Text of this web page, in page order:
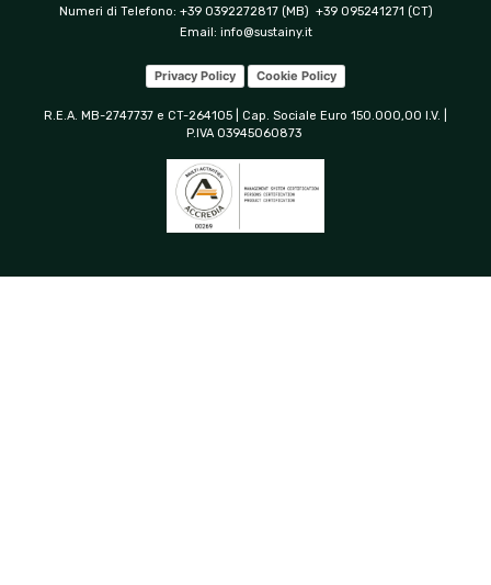
Numeri di Telefono: +39 0392272817 (MB) +39 095241271 (CT)
Email: info@sustainy.it
Privacy Policy Cookie Policy
R.E.A. MB-2747737 e CT-264105 | Cap. Sociale Euro 150.000,00 I.V. |
P.IVA 03945060873